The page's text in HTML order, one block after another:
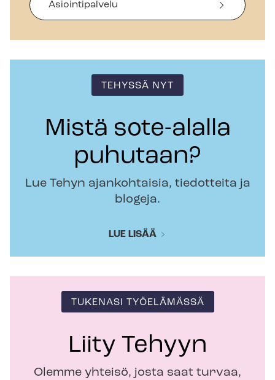
Asiointipalvelu
TEHYSSÄ NYT
Mistä sote-alalla
puhutaan?
Lue Tehyn ajankohtaisia, tiedotteita ja
blogeja.
LUE LISÄÄ
TUKENASI TYÖELÄMÄSSÄ
Liity Tehyyn
Olemme yhteisö, josta saat turvaa,